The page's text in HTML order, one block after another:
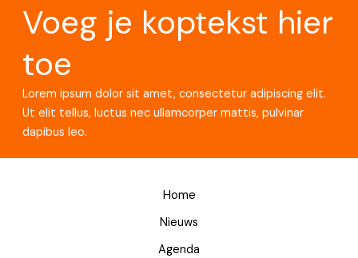
Voeg je koptekst hier
toe
Lorem ipsum dolor sit amet, consectetur adipiscing elit.
Ut elit tellus, luctus nec ullamcorper mattis, pulvinar
dapibus leo.
Home
Nieuws
Agenda